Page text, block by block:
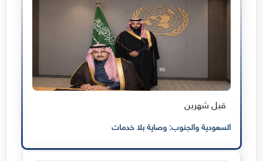
قبل شهرين
السعودية والجنوب: وصاية بلا خدمات